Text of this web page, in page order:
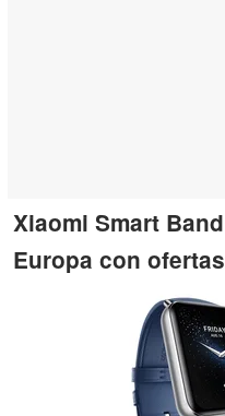
Xiaomi Smart
Europa con